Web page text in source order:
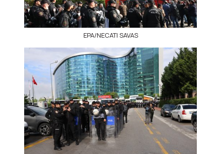
EPA/NECATI SAVAS